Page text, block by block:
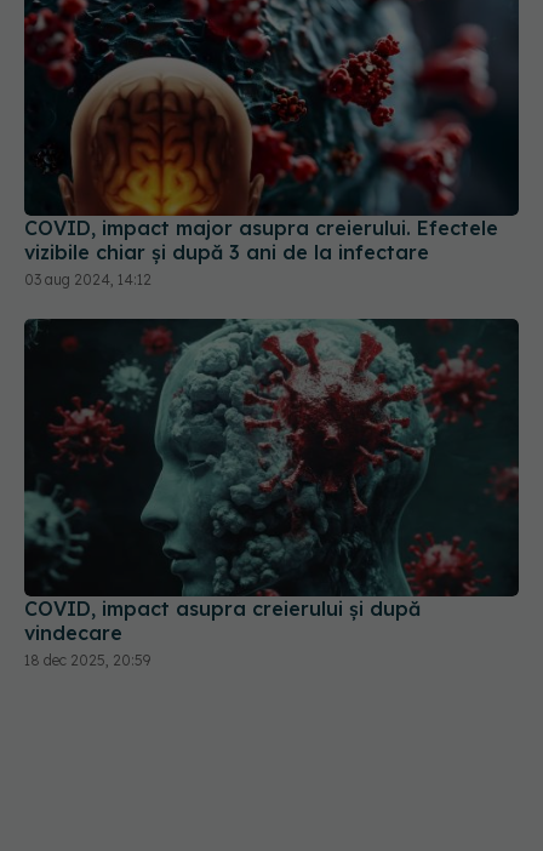
COVID, impact major asupra creierului. Efectele
vizibile chiar și după 3 ani de la infectare
03 aug 2024, 14:12
COVID, impact asupra creierului și după
vindecare
18 dec 2025, 20:59